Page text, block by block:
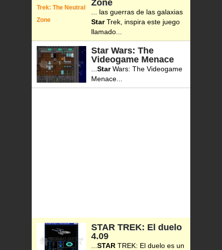
Zone
... las guerras de las galaxias
StarTrek, inspira este juego
llamado...
Star Wars: The
Videogame Menace
StarWars: The Videogame
Menace...
STAR TREK: El duelo
4.09
STAR TREK: El duelo es un